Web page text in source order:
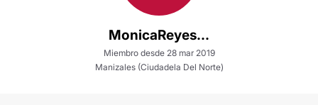
MonicaReyes...
Miembro desde 28 mar 2019
Manizales (Ciudadela Del Norte)